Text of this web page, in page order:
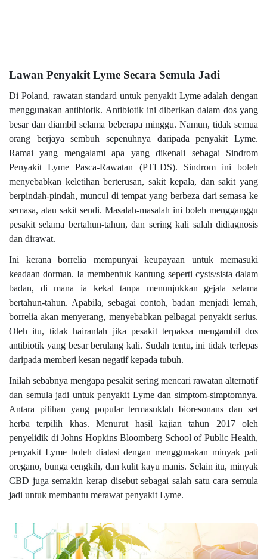
Lawan Penyakit Lyme Secara Semula Jadi
Di Poland, rawatan standard untuk penyakit Lyme adalah dengan
menggunakan antibiotik. Antibiotik ini diberikan dalam dos yang
besar dan diambil selama beberapa minggu. Namun, tidak semua
orang berjaya sembuh sepenuhnya daripada penyakit Lyme.
Ramai yang mengalami apa yang dikenali sebagai Sindrom
Penyakit Lyme Pasca-Rawatan (PTLDS). Sindrom ini boleh
menyebabkan keletihan berterusan, sakit kepala, dan sakit yang
berpindah-pindah, muncul di tempat yang berbeza dari semasa ke
semasa, atau sakit sendi. Masalah-masalah ini boleh mengganggu
pesakit selama bertahun-tahun, dan sering kali salah didiagnosis
dan dirawat.
Ini kerana borrelia mempunyai keupayaan untuk memasuki
keadaan dorman. Ia membentuk kantung seperti cysts/sista dalam
badan, di mana ia kekal tanpa menunjukkan gejala selama
bertahun-tahun. Apabila, sebagai contoh, badan menjadi lemah,
borrelia akan menyerang, menyebabkan pelbagai penyakit serius.
Oleh itu, tidak hairanlah jika pesakit terpaksa mengambil dos
antibiotik yang besar berulang kali. Sudah tentu, ini tidak terlepas
daripada memberi kesan negatif kepada tubuh.
Inilah sebabnya mengapa pesakit sering mencari rawatan alternatif
dan semula jadi untuk penyakit Lyme dan simptom-simptomnya.
Antara pilihan yang popular termasuklah bioresonans dan set
herba terpilih khas. Menurut hasil kajian tahun 2017 oleh
penyelidik di Johns Hopkins Bloomberg School of Public Health,
penyakit Lyme boleh diatasi dengan menggunakan minyak pati
oregano, bunga cengkih, dan kulit kayu manis. Selain itu, minyak
CBD juga semakin kerap disebut sebagai salah satu cara semula
jadi untuk membantu merawat penyakit Lyme.